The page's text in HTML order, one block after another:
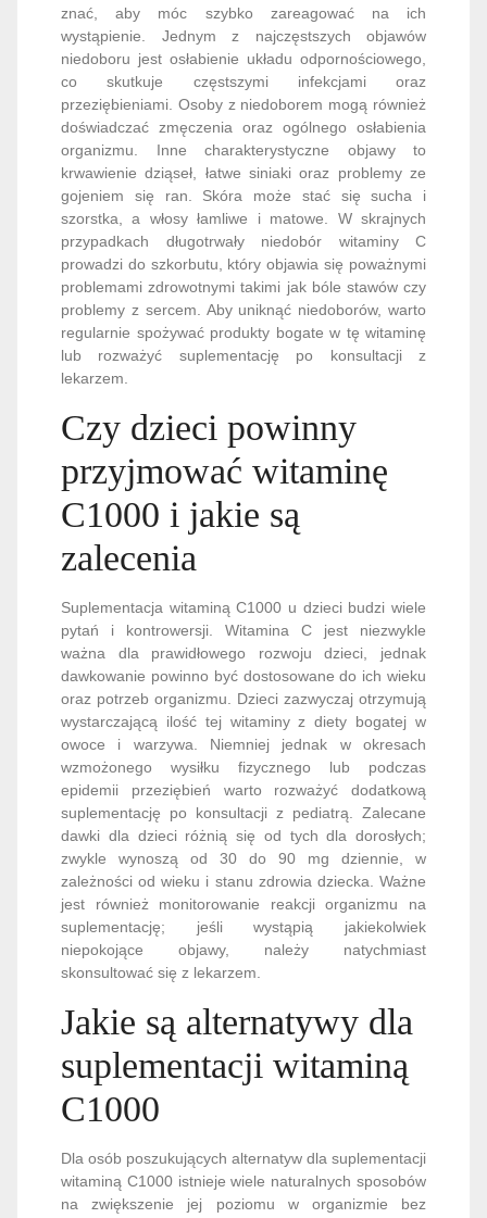
znać, aby móc szybko zareagować na ich
wystąpienie. Jednym z najczęstszych objawów
niedoboru jest osłabienie układu odpornościowego,
co skutkuje częstszymi infekcjami oraz
przeziębieniami. Osoby z niedoborem mogą również
doświadczać zmęczenia oraz ogólnego osłabienia
organizmu. Inne charakterystyczne objawy to
krwawienie dziąseł, łatwe siniaki oraz problemy ze
gojeniem się ran. Skóra może stać się sucha i
szorstka, a włosy łamliwe i matowe. W skrajnych
przypadkach długotrwały niedobór witaminy C
prowadzi do szkorbutu, który objawia się poważnymi
problemami zdrowotnymi takimi jak bóle stawów czy
problemy z sercem. Aby uniknąć niedoborów, warto
regularnie spożywać produkty bogate w tę witaminę
lub rozważyć suplementację po konsultacji z
lekarzem.
Czy dzieci powinny
przyjmować witaminę
C1000 i jakie są
zalecenia
Suplementacja witaminą C1000 u dzieci budzi wiele
pytań i kontrowersji. Witamina C jest niezwykle
ważna dla prawidłowego rozwoju dzieci, jednak
dawkowanie powinno być dostosowane do ich wieku
oraz potrzeb organizmu. Dzieci zazwyczaj otrzymują
wystarczającą ilość tej witaminy z diety bogatej w
owoce i warzywa. Niemniej jednak w okresach
wzmożonego wysiłku fizycznego lub podczas
epidemii przeziębień warto rozważyć dodatkową
suplementację po konsultacji z pediatrą. Zalecane
dawki dla dzieci różnią się od tych dla dorosłych;
zwykle wynoszą od 30 do 90 mg dziennie, w
zależności od wieku i stanu zdrowia dziecka. Ważne
jest również monitorowanie reakcji organizmu na
suplementację; jeśli wystąpią jakiekolwiek
niepokojące objawy, należy natychmiast
skonsultować się z lekarzem.
Jakie są alternatywy dla
suplementacji witaminą
C1000
Dla osób poszukujących alternatyw dla suplementacji
witaminą C1000 istnieje wiele naturalnych sposobów
na zwiększenie jej poziomu w organizmie bez